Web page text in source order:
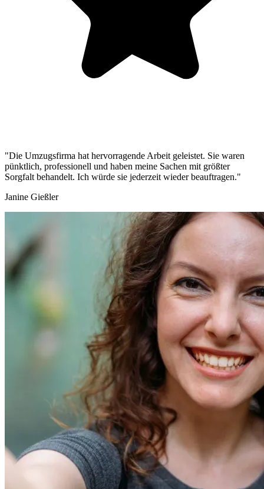
"Die Umzugsfirma hat hervorragende Arbeit geleistet. Sie waren
pünktlich, professionell und haben meine Sachen mit größter
Sorgfalt behandelt. Ich würde sie jederzeit wieder beauftragen."
Janine Gießler